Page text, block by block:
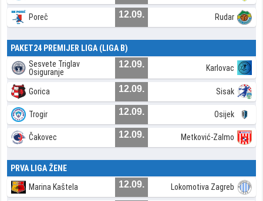
Poreč 12.09. Rudar
PAKET24 PREMIJER LIGA (LIGA B)
Sesvete Triglav
Osiguranje
12.09. Karlovac
Gorica 12.09. Sisak
Trogir 12.09. Osijek
Čakovec 12.09. Metković-Zalmo
PRVA LIGA ŽENE
Marina Kaštela 12.09. Lokomotiva Zagreb